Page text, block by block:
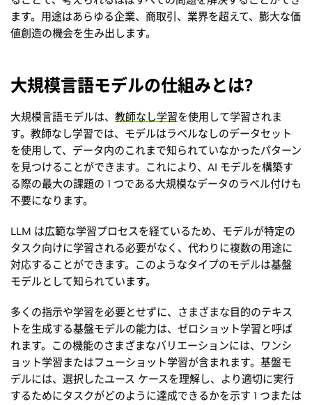
ます。用途はあらゆる企業、商取引、業界を超えて、膨大な価
値創造の機会を生み出します。
大規模言語モデルの仕組みとは?
大規模言語モデルは、 教師なし学習を使用して学習されま
す。教師なし学習では、モデルはラベルなしのデータセット
を使用して、データ内のこれまで知られていなかったパターン
を見つけることができます。これにより、AI モデルを構築す
る際の最大の課題の 1 つである大規模なデータのラベル付けも
不要になります。
LLM は広範な学習プロセスを経ているため、モデルが特定の
タスク向けに学習される必要がなく、代わりに複数の用途に
対応することができます。このようなタイプのモデルは基盤
モデルとして知られています。
多くの指示や学習を必要とせずに、さまざまな目的のテキス
トを生成する基盤モデルの能力は、ゼロショット学習と呼ば
れます。この機能のさまざまなバリエーションには、ワンシ
ョット学習またはフューショット学習が含まれます。基盤モ
デルには、選択したユース ケースを理解し、より適切に実行
するためにタスクがどのように達成できるかを示す 1 つまたは